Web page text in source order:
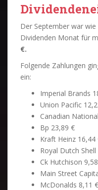
Der September war
Dividenden Monat für
€.
Folgende Zahlungen
ein:
Imperial Brands
Union Pacific
Canadian
Bp 23,89 €
Kraft Heinz 16,44
Royal Dutch
Ck Hutchison
Main Street
McDonalds 8,11 €